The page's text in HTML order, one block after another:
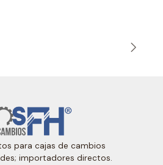
para cajas de cambios
importadores directos.